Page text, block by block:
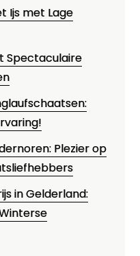
Ijs met Lage
Spectaculaire
Plezier op
in Gelderland: